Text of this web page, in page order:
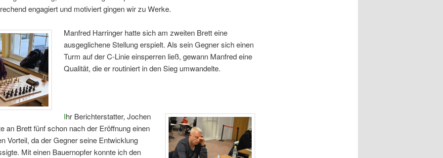
engagiert und motiviert gingen wir zu Werke.
Manfred Harringer hatte sich am zweiten Brett eine
ausgeglichene Stellung erspielt. Als sein Gegner sich einen
Turm auf der C-Linie einsperren ließ, gewann Manfred eine
Qualität, die er routiniert in den Sieg umwandelte.
Ihr Berichterstatter, Jochen
an Brett fünf schon nach der Eröffnung einen
Vorteil, da der Gegner seine Entwicklung
Mit einen Bauernopfer konnte ich den